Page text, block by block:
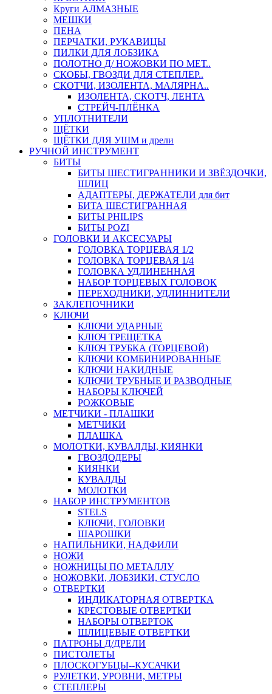
Круги АЛМАЗНЫЕ
МЕШКИ
ПЕНА
ПЕРЧАТКИ, РУКАВИЦЫ
ПИЛКИ ДЛЯ ЛОБЗИКА
ПОЛОТНО Д/ НОЖОВКИ ПО МЕТ..
СКОБЫ, ГВОЗДИ ДЛЯ СТЕПЛЕР..
СКОТЧИ, ИЗОЛЕНТА, МАЛЯРНА..
ИЗОЛЕНТА, СКОТЧ, ЛЕНТА
СТРЕЙЧ-ПЛЁНКА
УПЛОТНИТЕЛИ
ЩЁТКИ
ЩЁТКИ ДЛЯ УШМ и дрели
РУЧНОЙ ИНСТРУМЕНТ
БИТЫ
БИТЫ ШЕСТИГРАННИКИ И ЗВЁЗДОЧКИ,
ШЛИЦ
АДАПТЕРЫ, ДЕРЖАТЕЛИ для бит
БИТА ШЕСТИГРАННАЯ
БИТЫ PHILIPS
БИТЫ POZI
ГОЛОВКИ И АКСЕСУАРЫ
ГОЛОВКА ТОРЦЕВАЯ 1/2
ГОЛОВКА ТОРЦЕВАЯ 1/4
ГОЛОВКА УДЛИНЕННАЯ
НАБОР ТОРЦЕВЫХ ГОЛОВОК
ПЕРЕХОДНИКИ, УДЛИННИТЕЛИ
ЗАКЛЕПОЧНИКИ
КЛЮЧИ
КЛЮЧИ УДАРНЫЕ
КЛЮЧ ТРЕЩЕТКА
КЛЮЧ ТРУБКА (ТОРЦЕВОЙ)
КЛЮЧИ КОМБИНИРОВАННЫЕ
КЛЮЧИ НАКИДНЫЕ
КЛЮЧИ ТРУБНЫЕ И РАЗВОДНЫЕ
НАБОРЫ КЛЮЧЕЙ
РОЖКОВЫЕ
МЕТЧИКИ - ПЛАШКИ
МЕТЧИКИ
ПЛАШКА
МОЛОТКИ, КУВАЛДЫ, КИЯНКИ
ГВОЗДОДЕРЫ
КИЯНКИ
КУВАЛДЫ
МОЛОТКИ
НАБОР ИНСТРУМЕНТОВ
STELS
КЛЮЧИ, ГОЛОВКИ
ШАРОШКИ
НАПИЛЬНИКИ, НАДФИЛИ
НОЖИ
НОЖНИЦЫ ПО МЕТАЛЛУ
НОЖОВКИ, ЛОБЗИКИ, СТУСЛО
ОТВЕРТКИ
ИНДИКАТОРНАЯ ОТВЕРТКА
КРЕСТОВЫЕ ОТВЕРТКИ
НАБОРЫ ОТВЕРТОК
ШЛИЦЕВЫЕ ОТВЕРТКИ
ПАТРОНЫ Д/ДРЕЛИ
ПИСТОЛЕТЫ
ПЛОСКОГУБЦЫ--КУСАЧКИ
РУЛЕТКИ, УРОВНИ, МЕТРЫ
СТЕПЛЕРЫ